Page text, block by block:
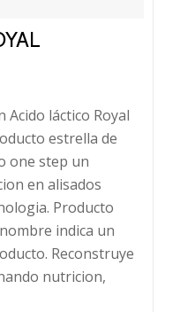
Acido láctico Royal
estrella de
one step un
en alisados
Producto
indica un
Reconstruye
nutricion,